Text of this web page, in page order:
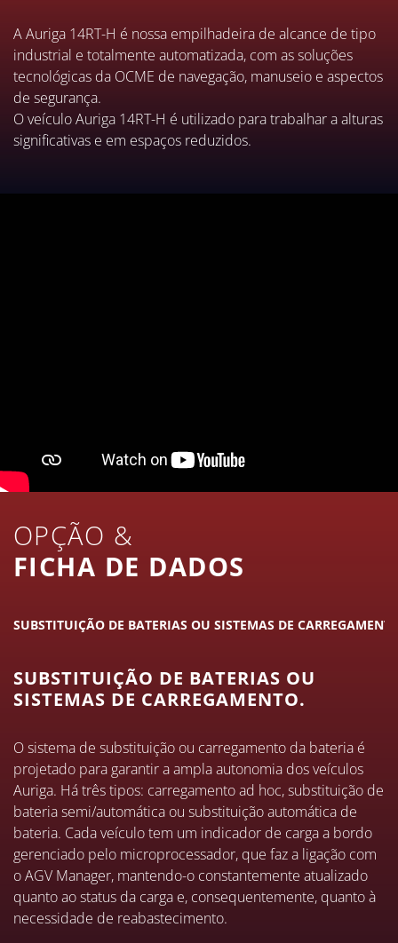
A Auriga 14RT-H é nossa empilhadeira de alcance de tipo
industrial e totalmente automatizada, com as soluções
tecnológicas da OCME de navegação, manuseio e aspectos
de segurança.
O veículo Auriga 14RT-H é utilizado para trabalhar a alturas
significativas e em espaços reduzidos.
OPÇÃO &
FICHA DE DADOS
SUBSTITUIÇÃO DE BATERIAS OU SISTEMAS DE
SUBSTITUIÇÃO DE BATERIAS OU
SISTEMAS DE CARREGAMENTO.
O sistema de substituição ou carregamento da bateria é
projetado para garantir a ampla autonomia dos veículos
Auriga. Há três tipos: carregamento ad hoc, substituição de
bateria semi/automática ou substituição automática de
bateria. Cada veículo tem um indicador de carga a bordo
gerenciado pelo microprocessador, que faz a ligação com
o AGV Manager, mantendo-o constantemente atualizado
quanto ao status da carga e, consequentemente, quanto à
necessidade de reabastecimento.